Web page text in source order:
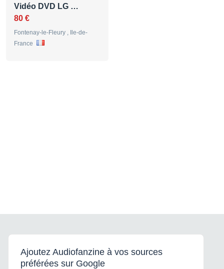
Vidéo DVD LG …
80 €
Fontenay-le-Fleury , Ile-de-
France
Ajoutez Audiofanzine à vos sources
préférées sur Google